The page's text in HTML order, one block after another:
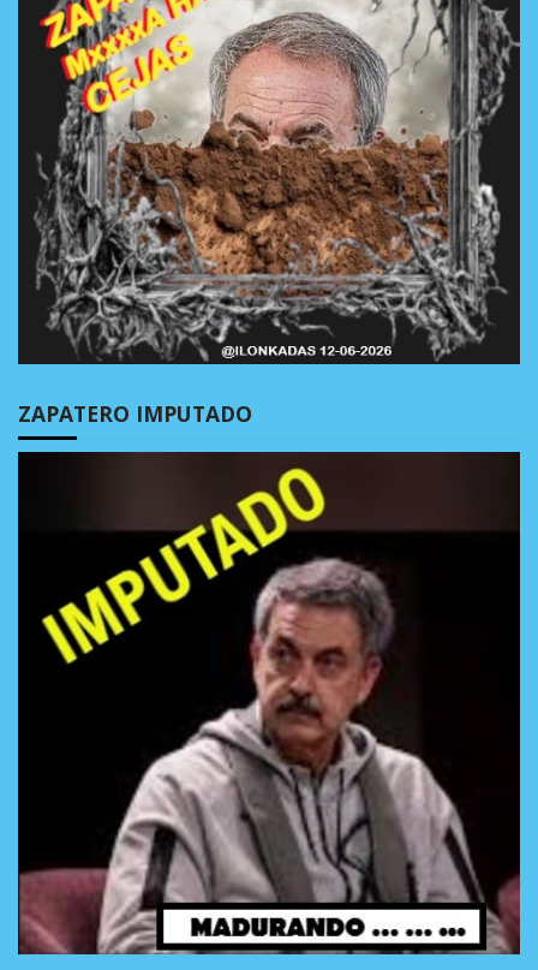
ZAPATERO IMPUTADO